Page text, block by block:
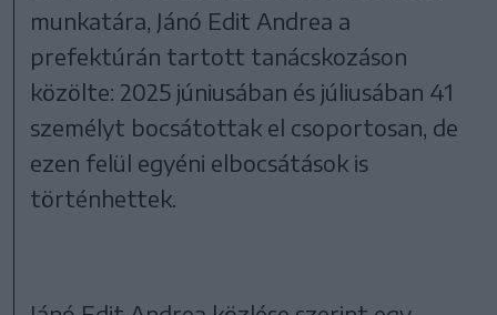
munkatára, Jánó Edit Andrea a
prefektúrán tartott tanácskozáson
közölte: 2025 júniusában és júliusában 41
személyt bocsátottak el csoportosan, de
ezen felül egyéni elbocsátások is
történhettek.